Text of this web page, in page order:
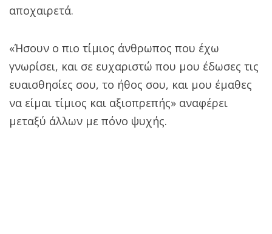
αποχαιρετά.
«Ήσουν ο πιο τίμιος άνθρωπος που έχω
γνωρίσει, και σε ευχαριστώ που μου έδωσες τις
ευαισθησίες σου, το ήθος σου, και μου έμαθες
να είμαι τίμιος και αξιοπρεπής» αναφέρει
μεταξύ άλλων με πόνο ψυχής.